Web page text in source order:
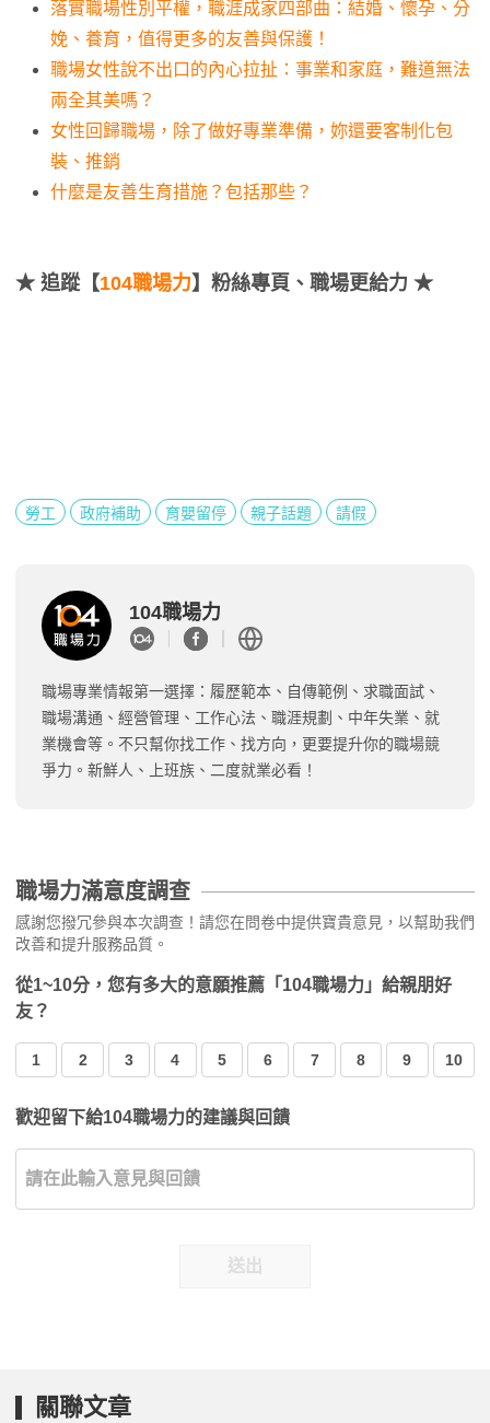
落實職場性別平權，職涯成家四部曲：結婚、懷孕、分
娩、養育，值得更多的友善與保護！
職場女性說不出口的內心拉扯：事業和家庭，難道無法
兩全其美嗎？
女性回歸職場，除了做好專業準備，妳還要客制化包
裝、推銷
什麼是友善生育措施？包括那些？
★ 追蹤【104職場力】粉絲專頁、職場更給力 ★
勞工 政府補助 育嬰留停 親子話題 請假
104職場力
職場專業情報第一選擇：履歷範本、自傳範例、求職面試、
職場溝通、經營管理、工作心法、職涯規劃、中年失業、就
業機會等。不只幫你找工作、找方向，更要提升你的職場競
爭力。新鮮人、上班族、二度就業必看！
職場力滿意度調查
感謝您撥冗參與本次調查！請您在問卷中提供寶貴意見，以幫助我們
改善和提升服務品質。
從1~10分，您有多大的意願推薦「104職場力」給親朋好
友？
1 2 3 4 5 6 7 8 9 10
歡迎留下給104職場力的建議與回饋
送出
關聯文章